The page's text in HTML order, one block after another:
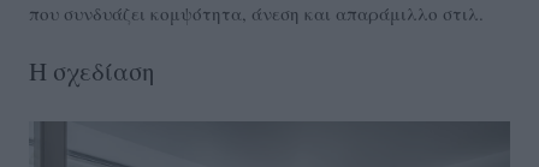
που συνδυάζει κομψότητα, άνεση και απαράμιλλο στιλ.
Η σχεδίαση